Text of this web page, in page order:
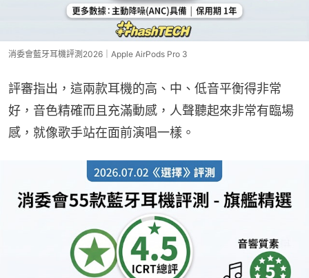
消委會藍牙耳機評測2026｜Apple AirPods Pro 3
評審指出，這兩款耳機的高、中、低音平衡得非常
好，音色精確而且充滿動感，人聲聽起來非常有臨場
感，就像歌手站在面前演唱一樣。